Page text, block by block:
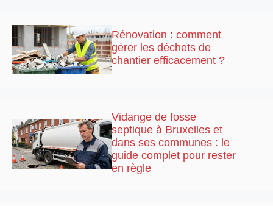
Rénovation : comment
gérer les déchets de
chantier efficacement ?
Vidange de fosse
septique à Bruxelles et
dans ses communes : le
guide complet pour rester
en règle